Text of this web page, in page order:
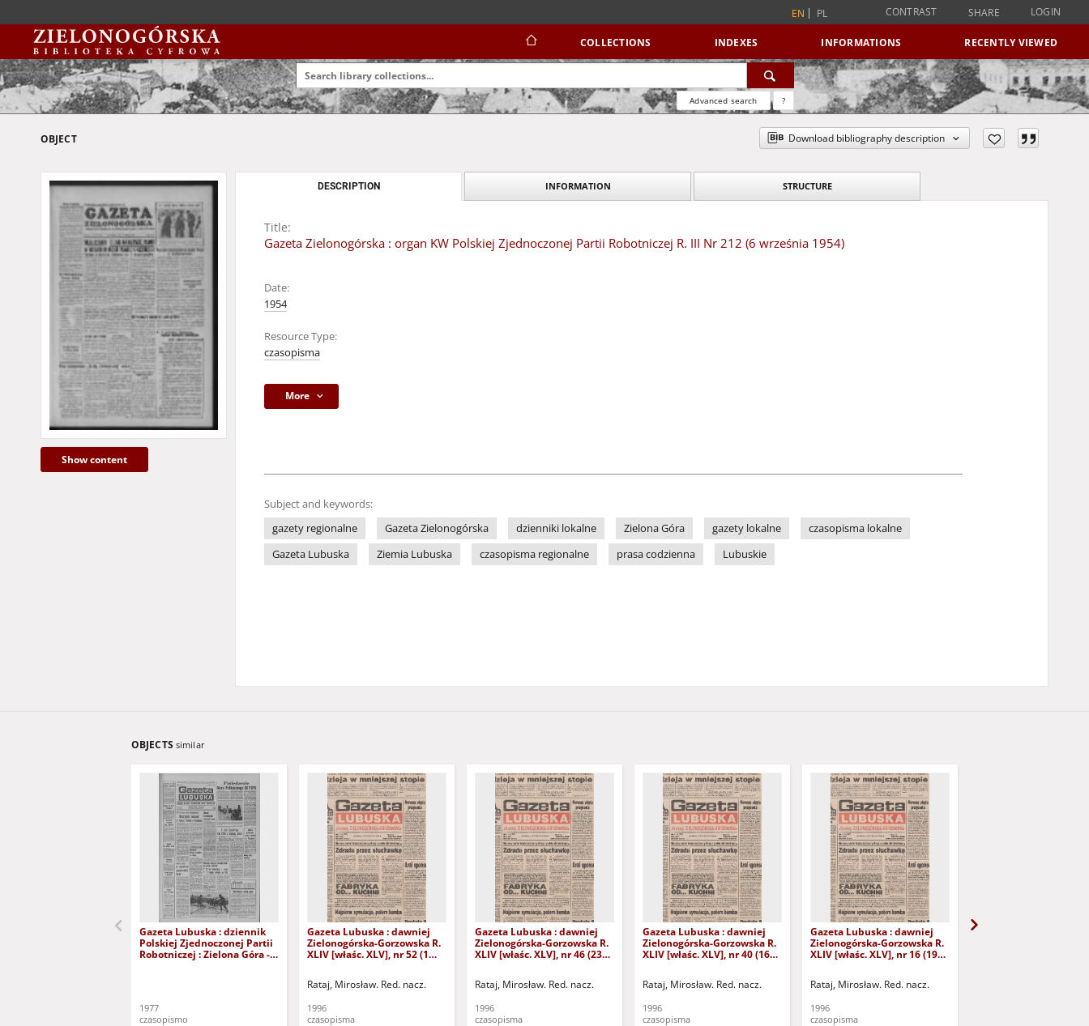
EN PL CONTRAST SHARE LOGIN
COLLECTIONS INDEXES INFORMATIONS RECENTLY VIEWED
Advanced search ?
OBJECT Download bibliography description
Show content
DESCRIPTION INFORMATION STRUCTURE
Title:
Gazeta Zielonogórska : organ KW Polskiej Zjednoczonej Partii Robotniczej R. III Nr 212 (6 września 1954)
Date:
1954
Resource Type:
czasopisma
More
Subject and keywords:
gazety regionalne
Gazeta Zielonogórska dzienniki lokalne Zielona Góra gazety lokalne
czasopisma lokalne
Gazeta Lubuska
Ziemia Lubuska czasopisma regionalne prasa codzienna Lubuskie
OBJECTS similar
Gazeta Lubuska : dziennik
Polskiej Zjednoczonej Partii
Robotniczej : Zielona Góra -
1977
czasopismo
Gazeta Lubuska : dawniej
Zielonogórska-Gorzowska R.
XLIV [właśc. XLV], nr 52 (1
Rataj, Mirosław. Red. nacz.
1996
czasopisma
Gazeta Lubuska : dawniej
Zielonogórska-Gorzowska R.
XLIV [właśc. XLV], nr 46 (23
Rataj, Mirosław. Red. nacz.
1996
czasopisma
Gazeta Lubuska : dawniej
Zielonogórska-Gorzowska R.
XLIV [właśc. XLV], nr 40 (16
Rataj, Mirosław. Red. nacz.
1996
czasopisma
Gazeta Lubuska : dawniej
Zielonogórska-Gorzowska R.
XLIV [właśc. XLV], nr 16 (19
Rataj, Mirosław. Red. nacz.
1996
czasopisma